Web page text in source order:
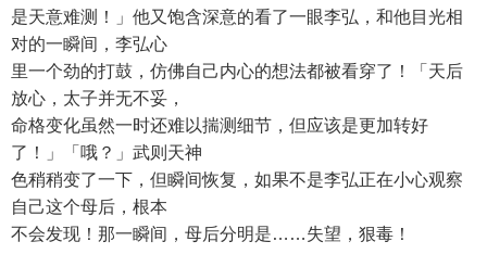
是天意难测！」他又饱含深意的看了一眼李弘，和他目光相
对的一瞬间，李弘心
里一个劲的打鼓，仿佛自己内心的想法都被看穿了！「天后
放心，太子并无不妥，
命格变化虽然一时还难以揣测细节，但应该是更加转好
了！」「哦？」武则天神
色稍稍变了一下，但瞬间恢复，如果不是李弘正在小心观察
自己这个母后，根本
不会发现！那一瞬间，母后分明是……失望，狠毒！